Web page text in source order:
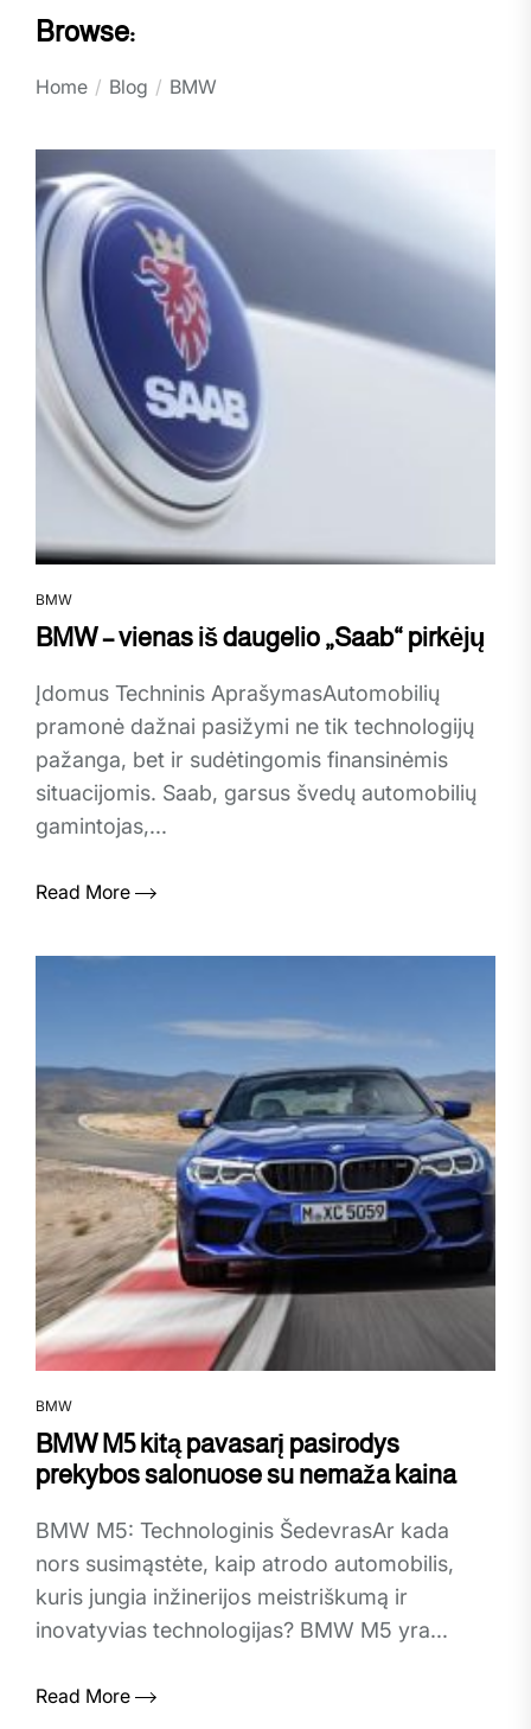
Browse:
Home Blog BMW
BMW
BMW – vienas iš daugelio „Saab“ pirkėjų
Įdomus Techninis AprašymasAutomobilių
pramonė dažnai pasižymi ne tik technologijų
pažanga, bet ir sudėtingomis finansinėmis
situacijomis. Saab, garsus švedų automobilių
gamintojas,...
Read More
BMW
BMW M5 kitą pavasarį pasirodys
prekybos salonuose su nemaža kaina
BMW M5: Technologinis ŠedevrasAr kada
nors susimąstėte, kaip atrodo automobilis,
kuris jungia inžinerijos meistriškumą ir
inovatyvias technologijas? BMW M5 yra...
Read More